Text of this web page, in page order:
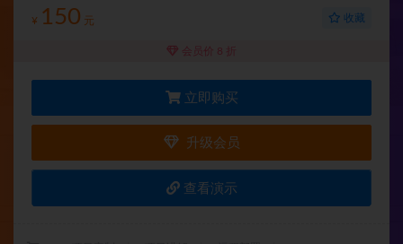
¥ 150 元 收藏
会员价 8 折
立即购买
升级会员
查看演示